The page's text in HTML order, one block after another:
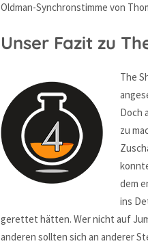
Oldman-Synchronstimme von
Unser Fazit zu
The
Doch
zu
dem
ins
gerettet hätten. Wer nicht auf
anderen sollten sich an anderer